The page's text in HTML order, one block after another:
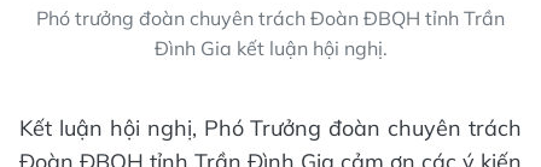
Phó trưởng đoàn chuyên trách Đoàn ĐBQH tỉnh Trần
Đình Gia kết luận hội nghị.
Kết luận hội nghị, Phó Trưởng đoàn chuyên trách